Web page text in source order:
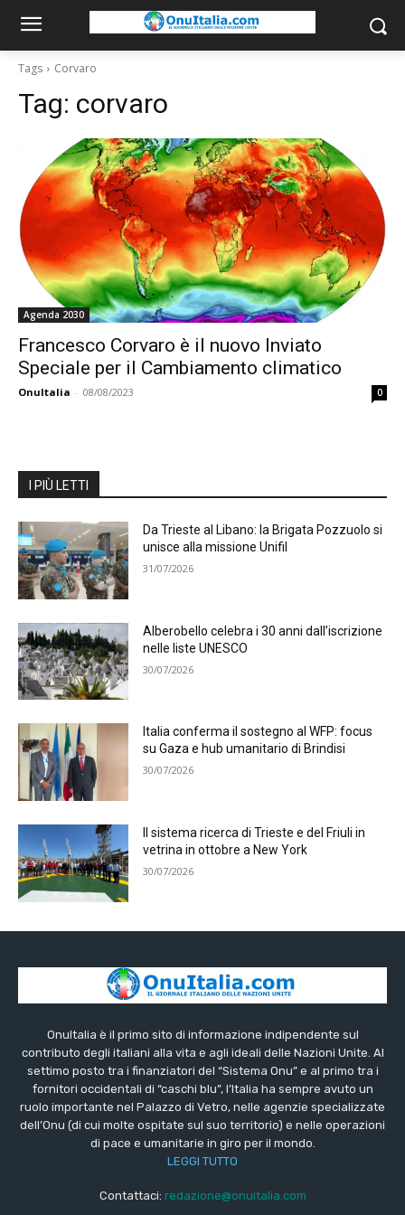
Tags Corvaro
Tag: corvaro
Agenda 2030
Francesco Corvaro è il nuovo Inviato
Speciale per il Cambiamento climatico
OnuItalia - 08/08/2023 0
I PIÙ LETTI
Da Trieste al Libano: la Brigata Pozzuolo si
unisce alla missione Unifil
31/07/2026
Alberobello celebra i 30 anni dall’iscrizione
nelle liste UNESCO
30/07/2026
Italia conferma il sostegno al WFP: focus
su Gaza e hub umanitario di Brindisi
30/07/2026
Il sistema ricerca di Trieste e del Friuli in
vetrina in ottobre a New York
30/07/2026
OnuItalia è il primo sito di informazione indipendente sul
contributo degli italiani alla vita e agli ideali delle Nazioni Unite. Al
settimo posto tra i finanziatori del “Sistema Onu” e al primo tra i
fornitori occidentali di “caschi blu”, l’Italia ha sempre avuto un
ruolo importante nel Palazzo di Vetro, nelle agenzie specializzate
dell’Onu (di cui molte ospitate sul suo territorio) e nelle operazioni
di pace e umanitarie in giro per il mondo.
LEGGI TUTTO
Contattaci: redazione@onuitalia.com